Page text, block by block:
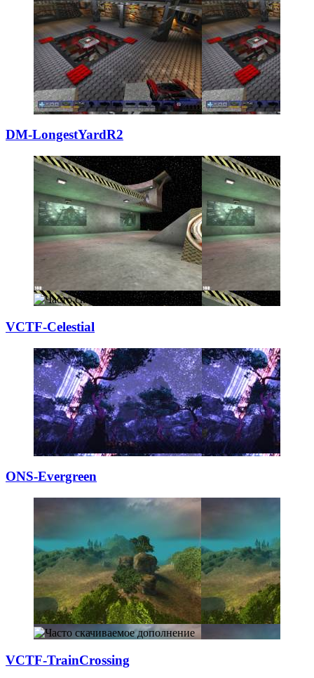
DM-LongestYardR2
VCTF-Celestial
ONS-Evergreen
VCTF-TrainCrossi­ng